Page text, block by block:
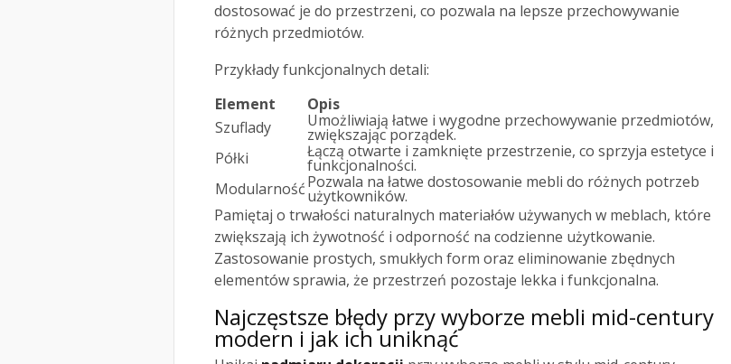
dostosować je do przestrzeni, co pozwala na lepsze przechowywanie
różnych przedmiotów.
Przykłady funkcjonalnych detali:
Element
Opis
Szuflady
Umożliwiają łatwe i wygodne przechowywanie przedmiotów,
zwiększając porządek.
Półki
Łączą otwarte i zamknięte przestrzenie, co sprzyja estetyce i
funkcjonalności.
ModularnośćPozwala na łatwe dostosowanie mebli do różnych potrzeb
użytkowników.
Pamiętaj o trwałości naturalnych materiałów używanych w meblach, które
zwiększają ich żywotność i odporność na codzienne użytkowanie.
Zastosowanie prostych, smukłych form oraz eliminowanie zbędnych
elementów sprawia, że przestrzeń pozostaje lekka i funkcjonalna.
Najczęstsze błędy przy wyborze mebli mid-century
modern i jak ich uniknąć